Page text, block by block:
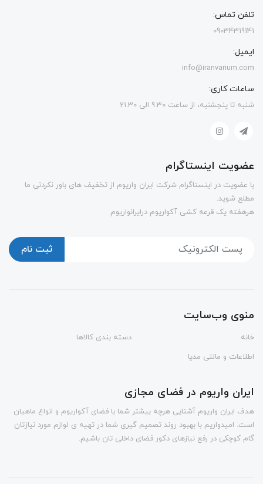
تلفن تماس:
09034319141
ایمیل:
info@iranvarium.com
ساعات کاری:
شنبه تا پنجشنبه، از ساعت 9.30 الی 21.30
عضویت اینستاگرام
با عضویت در اینستاگرام شرکت ایران واریوم از تخفیف های باور نکردنی ما
مطلع شوید.
هرهفته یک قرعه کشی آکواریوم درایرانواریوم
ثبت نام
منوی وب‌سایت
خانه
دسته بندی کالاها
اطلاعات و مالتی مدیا
ایران واریوم در فضای مجازی
هدف ایران واریوم آشنایی هرچه بیشتر شما با فضای آکواریوم و انواع ماهیان
است. امیدواریم با بهبود روند تصمیم گیری شما در تهیه ی لوازم مورد نیازتان
گام کوچکی در رفع نیازهای دکور فضای داخلی تان باشیم.